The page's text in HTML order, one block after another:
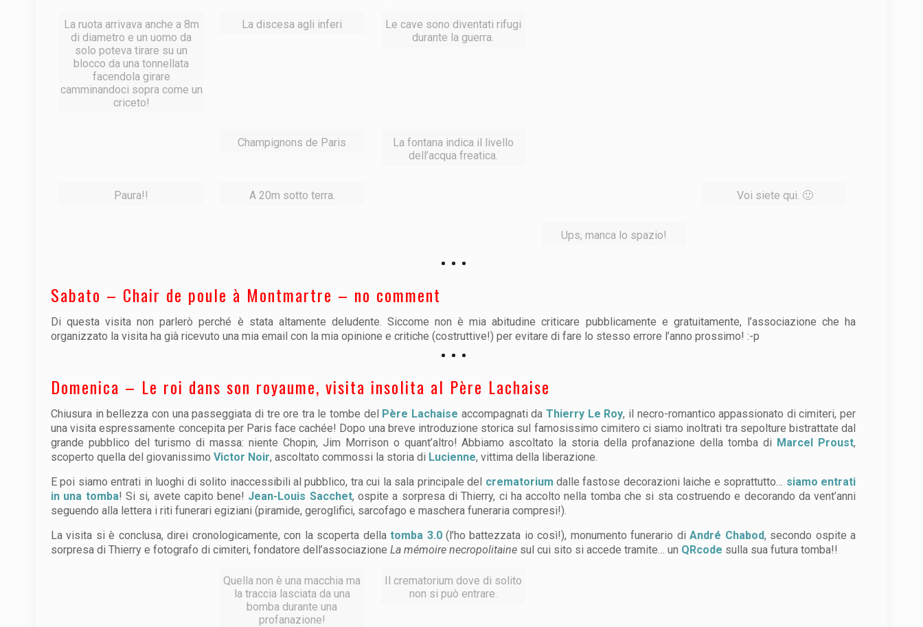
La ruota arrivava anche a 8m
di diametro e un uomo da
solo poteva tirare su un
blocco da una tonnellata
facendola girare
camminandoci sopra come un
criceto!
La discesa agli inferi
Le cave sono diventati rifugi
durante la guerra.
Champignons de Paris
La fontana indica il livello
dell’acqua freatica.
Paura!! A 20m sotto terra. Voi siete qui. 🙂
Ups, manca lo spazio!
Sabato – Chair de poule à Montmartre – no comment
Di questa visita non parlerò perché è stata altamente deludente. Siccome non è mia abitudine criticare pubblicamente e gratuitamente, l’associazione che ha
organizzato la visita ha già ricevuto una mia email con la mia opinione e critiche (costruttive!) per evitare di fare lo stesso errore l’anno prossimo! :-p
Domenica – Le roi dans son royaume, visita insolita al Père Lachaise
Chiusura in bellezza con una passeggiata di tre ore tra le tombe del Père Lachaise accompagnati da Thierry Le Roy, il necro-romantico appassionato di cimiteri, per
una visita espressamente concepita per Paris face cachée! Dopo una breve introduzione storica sul famosissimo cimitero ci siamo inoltrati tra sepolture bistrattate dal
grande pubblico del turismo di massa: niente Chopin, Jim Morrison o quant’altro! Abbiamo ascoltato la storia della profanazione della tomba di Marcel Proust,
scoperto quella del giovanissimo Victor Noir, ascoltato commossi la storia di Lucienne, vittima della liberazione.
E poi siamo entrati in luoghi di solito inaccessibili al pubblico, tra cui la sala principale del crematorium dalle fastose decorazioni laiche e soprattutto… siamo entrati
in una tomba! Si si, avete capito bene! Jean-Louis Sacchet, ospite a sorpresa di Thierry, ci ha accolto nella tomba che si sta costruendo e decorando da vent’anni
seguendo alla lettera i riti funerari egiziani (piramide, geroglifici, sarcofago e maschera funeraria compresi!).
La visita si è conclusa, direi cronologicamente, con la scoperta dellatomba 3.0(l’ho battezzata io così!), monumento funerario diAndré Chabod, secondo ospite a
sorpresa di Thierry e fotografo di cimiteri, fondatore dell’associazione La mémoire necropolitaine sul cui sito si accede tramite… un QRcode sulla sua futura tomba!!
Quella non è una macchia ma
la traccia lasciata da una
bomba durante una
profanazione!
Il crematorium dove di solito
non si può entrare.